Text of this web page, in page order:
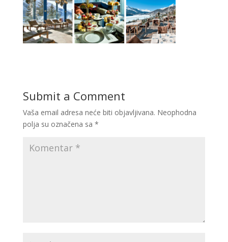
Submit a Comment
Vaša email adresa neće biti objavljivana. Neophodna
polja su označena sa *